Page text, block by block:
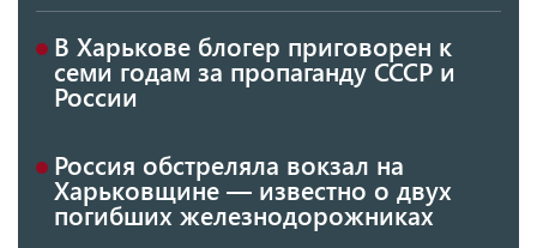
В Харькове блогер приговорен к
семи годам за пропаганду СССР и
России
Россия обстреляла вокзал на
Харьковщине — известно о двух
погибших железнодорожниках